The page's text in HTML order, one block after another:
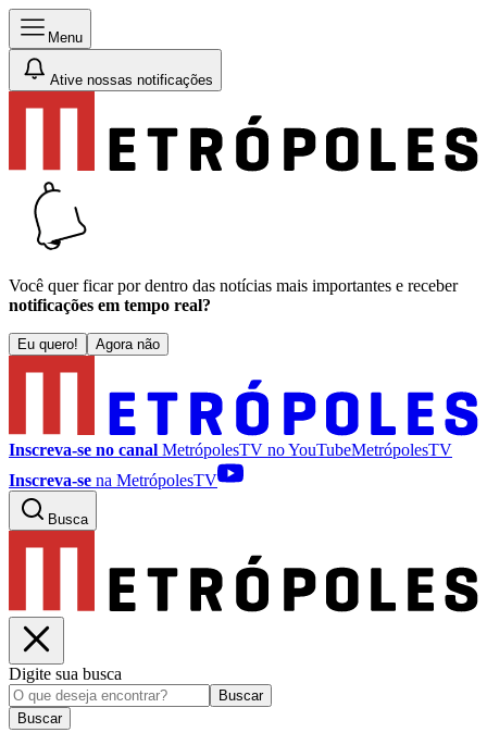
Menu
Ative nossas notificações
Você quer ficar por dentro das notícias mais importantes e receber
notificações em tempo real?
Eu quero! Agora não
Inscreva-se no canal MetrópolesTV noYouTubeMetrópolesTV
Inscreva-se na MetrópolesTV
Busca
Digite sua busca
Buscar
Buscar